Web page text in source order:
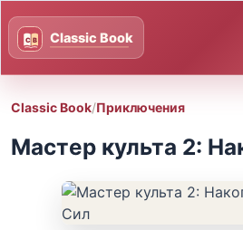
Classic Book/Приключения
Мастер культа 2: